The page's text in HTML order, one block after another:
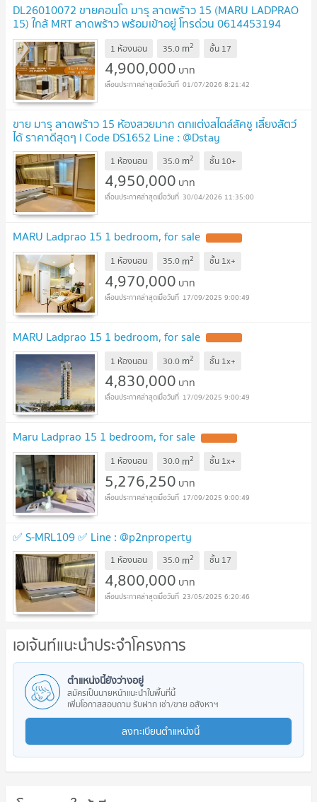
DL26010072 ขายคอนโด มารุ ลาดพร้าว 15 (MARU LADPRAO
15) ใกล้ MRT ลาดพร้าว พร้อมเข้าอยู่ โทรด่วน 0614453194
LineID @952jdxxk
1 ห้องนอน 35.0 m2 ชั้น 17
4,900,000 บาท
01/07/2026 8:21:42
ขาย มารุ ลาดพร้าว 15 ห้องสวยมาก ตกแต่งสไตล์ลัคชู เลี้ยงสัตว์
ได้ ราคาดีสุดๆ I Code DS1652 Line : @Dstay
1 ห้องนอน 35.0 m2 ชั้น 10+
4,950,000 บาท
30/04/2026 11:35:00
MARU Ladprao 15 1 bedroom, for sale
1 ห้องนอน 35.0 m2 ชั้น 1x+
4,970,000 บาท
17/09/2025 9:00:49
MARU Ladprao 15 1 bedroom, for sale
1 ห้องนอน 30.0 m2 ชั้น 1x+
4,830,000 บาท
17/09/2025 9:00:49
Maru Ladprao 15 1 bedroom, for sale
1 ห้องนอน 30.0 m2 ชั้น 1x+
5,276,250 บาท
17/09/2025 9:00:49
✅ S-MRL109 ✅ Line : @p2nproperty
1 ห้องนอน 35.0 m2 ชั้น 17
4,800,000 บาท
23/05/2025 6:20:46
เอเจ้นท์แนะนำประจำโครงการ
ตำแหน่งนี้ยังว่างอยู่
สมัครเป็นนายหน้าแนะนำในพื้นที่นี้
เพิ่มโอกาสสอบถาม รับฝาก เช่า/ขาย อสังหาฯ
ลงทะเบียนตำแหน่งนี้